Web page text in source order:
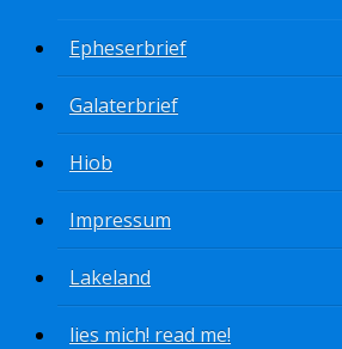
Epheserbrief
Galaterbrief
Hiob
Impressum
Lakeland
lies mich! read me!